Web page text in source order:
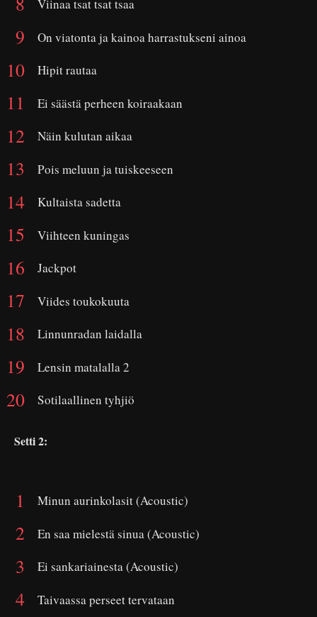
Viinaa tsat tsat tsaa
On viatonta ja kainoa harrastukseni ainoa
Hipit rautaa
Ei säästä perheen koiraakaan
Näin kulutan aikaa
Pois meluun ja tuiskeeseen
Kultaista sadetta
Viihteen kuningas
Jackpot
Viides toukokuuta
Linnunradan laidalla
Lensin matalalla 2
Sotilaallinen tyhjiö
Setti 2:
Minun aurinkolasit (Acoustic)
En saa mielestä sinua (Acoustic)
Ei sankariainesta (Acoustic)
Taivaassa perseet tervataan